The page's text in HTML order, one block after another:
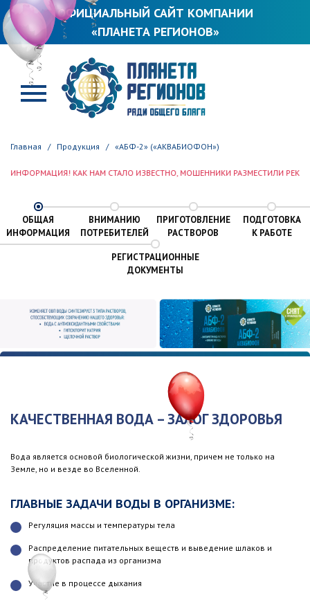
ОФИЦИАЛЬНЫЙ САЙТ КОМПАНИИ
«ПЛАНЕТА РЕГИОНОВ»
ПЛАНЕТА РЕГИОНОВ
Главная Продукция «АБФ-2» («АКВАБИОФОН»)
КАК НАМ СТАЛО ИЗВЕСТНО, МОШЕННИКИ РАЗМЕСТИЛИ РЕКВИЗИТЫ
ОБЩАЯ
ИНФОРМАЦИЯ
ВНИМАНИЮ
ПОТРЕБИТЕЛЕЙ
ПРИГОТОВЛЕНИЕ
РАСТВОРОВ
ПОДГОТОВКА
К РАБОТЕ
РЕГИСТРАЦИОННЫЕ
ДОКУМЕНТЫ
КАЧЕСТВЕННАЯ ВОДА – ЗАЛОГ ЗДОРОВЬЯ
Вода является основой биологической жизни, причем не только на
Земле, но и везде во Вселенной.
ГЛАВНЫЕ ЗАДАЧИ ВОДЫ В ОРГАНИЗМЕ:
Регуляция массы и температуры тела
Распределение питательных веществ и выведение шлаков и
продуктов распада из организма
Участие в процессе дыхания